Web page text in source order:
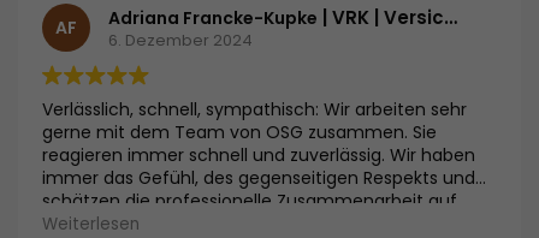
AF Adriana Francke-Kupke | VRK | Versicherer im Raum der Kirchen
6. Dezember 2024
Verlässlich, schnell, sympathisch: Wir arbeiten sehr
gerne mit dem Team von OSG zusammen. Sie
reagieren immer schnell und zuverlässig. Wir haben
immer das Gefühl, des gegenseitigen Respekts und
schätzen die professionelle Zusammenarbeit auf
Augenhöhe.
Weiterlesen